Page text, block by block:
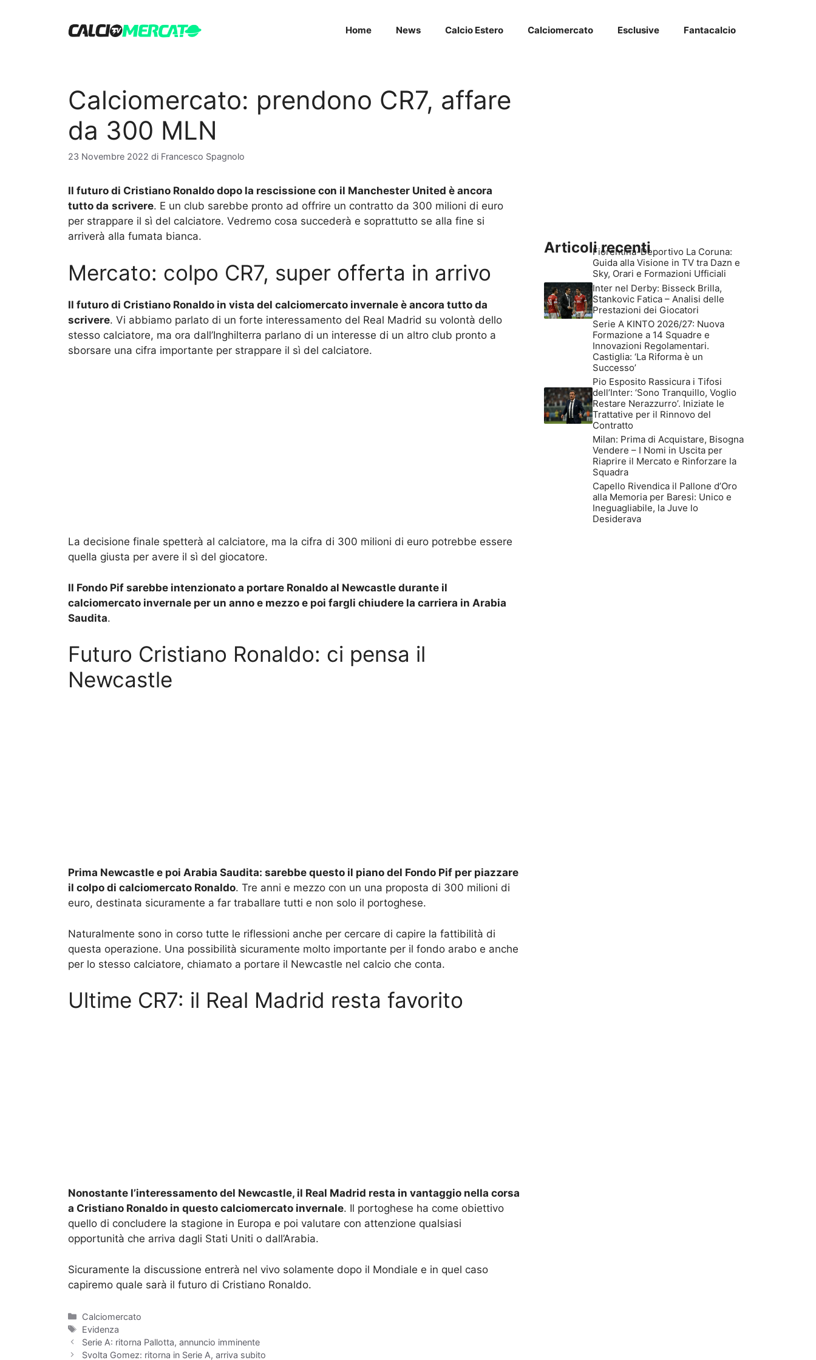
Home News Calcio Estero Calciomercato Esclusive Fantacalcio
Calciomercato: prendono CR7, affare
da 300 MLN
23 Novembre 2022 di Francesco Spagnolo
Il futuro di Cristiano Ronaldo dopo la rescissione con il Manchester United è ancora
tutto da scrivere. E un club sarebbe pronto ad offrire un contratto da 300 milioni di euro
per strappare il sì del calciatore. Vedremo cosa succederà e soprattutto se alla fine si
arriverà alla fumata bianca.
Mercato: colpo CR7, super offerta in arrivo
Il futuro di Cristiano Ronaldo in vista del calciomercato invernale è ancora tutto da
scrivere. Vi abbiamo parlato di un forte interessamento del Real Madrid su volontà dello
stesso calciatore, ma ora dall’Inghilterra parlano di un interesse di un altro club pronto a
sborsare una cifra importante per strappare il sì del calciatore.
La decisione finale spetterà al calciatore, ma la cifra di 300 milioni di euro potrebbe essere
quella giusta per avere il sì del giocatore.
Il Fondo Pif sarebbe intenzionato a portare Ronaldo al Newcastle durante il
calciomercato invernale per un anno e mezzo e poi fargli chiudere la carriera in Arabia
Saudita.
Futuro Cristiano Ronaldo: ci pensa il
Newcastle
Prima Newcastle e poi Arabia Saudita: sarebbe questo il piano del Fondo Pif per piazzare
il colpo di calciomercato Ronaldo. Tre anni e mezzo con un una proposta di 300 milioni di
euro, destinata sicuramente a far traballare tutti e non solo il portoghese.
Naturalmente sono in corso tutte le riflessioni anche per cercare di capire la fattibilità di
questa operazione. Una possibilità sicuramente molto importante per il fondo arabo e anche
per lo stesso calciatore, chiamato a portare il Newcastle nel calcio che conta.
Ultime CR7: il Real Madrid resta favorito
Nonostante l’interessamento del Newcastle, il Real Madrid resta in vantaggio nella corsa
a Cristiano Ronaldo in questo calciomercato invernale. Il portoghese ha come obiettivo
quello di concludere la stagione in Europa e poi valutare con attenzione qualsiasi
opportunità che arriva dagli Stati Uniti o dall’Arabia.
Sicuramente la discussione entrerà nel vivo solamente dopo il Mondiale e in quel caso
capiremo quale sarà il futuro di Cristiano Ronaldo.
Categorie
Calciomercato
Tag
Evidenza
Serie A: ritorna Pallotta, annuncio imminente
Svolta Gomez: ritorna in Serie A, arriva subito
Articoli recenti
Fiorentina-Deportivo La Coruna:
Guida alla Visione in TV tra Dazn e
Sky, Orari e Formazioni Ufficiali
Inter nel Derby: Bisseck Brilla,
Stankovic Fatica – Analisi delle
Prestazioni dei Giocatori
Serie A KINTO 2026/27: Nuova
Formazione a 14 Squadre e
Innovazioni Regolamentari.
Castiglia: ‘La Riforma è un
Successo’
Pio Esposito Rassicura i Tifosi
dell’Inter: ‘Sono Tranquillo, Voglio
Restare Nerazzurro’. Iniziate le
Trattative per il Rinnovo del
Contratto
Milan: Prima di Acquistare, Bisogna
Vendere – I Nomi in Uscita per
Riaprire il Mercato e Rinforzare la
Squadra
Capello Rivendica il Pallone d’Oro
alla Memoria per Baresi: Unico e
Ineguagliabile, la Juve lo
Desiderava